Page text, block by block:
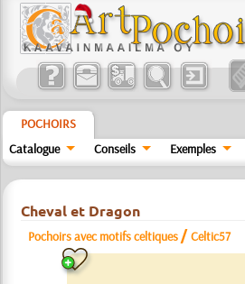
POCHOIRS
Catalogue
Conseils Exemples
Cheval et Dragon
Pochoirs avec motifs celtiques /Celtic57